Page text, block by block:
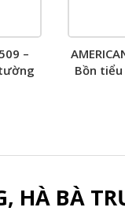
–
Bồn
HÀ BÀ